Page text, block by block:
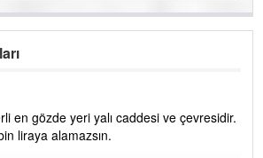
en gözde yeri yalı caddesi ve çevresidir.
liraya alamazsın.